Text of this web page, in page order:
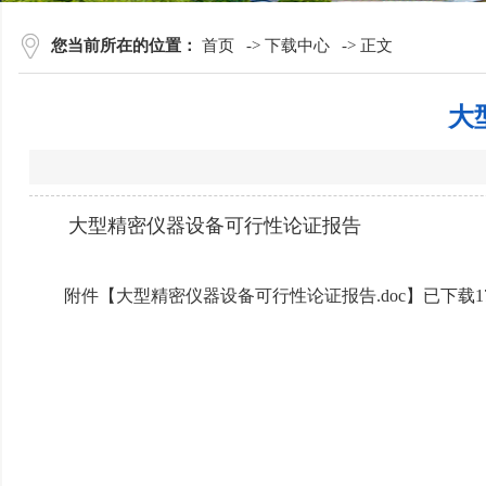
您当前所在的位置： 首页 -> 下载中心 -> 正文
大
大型精密仪器设备可行性论证报告
附件【 大型精密仪器设备可行性论证报告.doc】已下载